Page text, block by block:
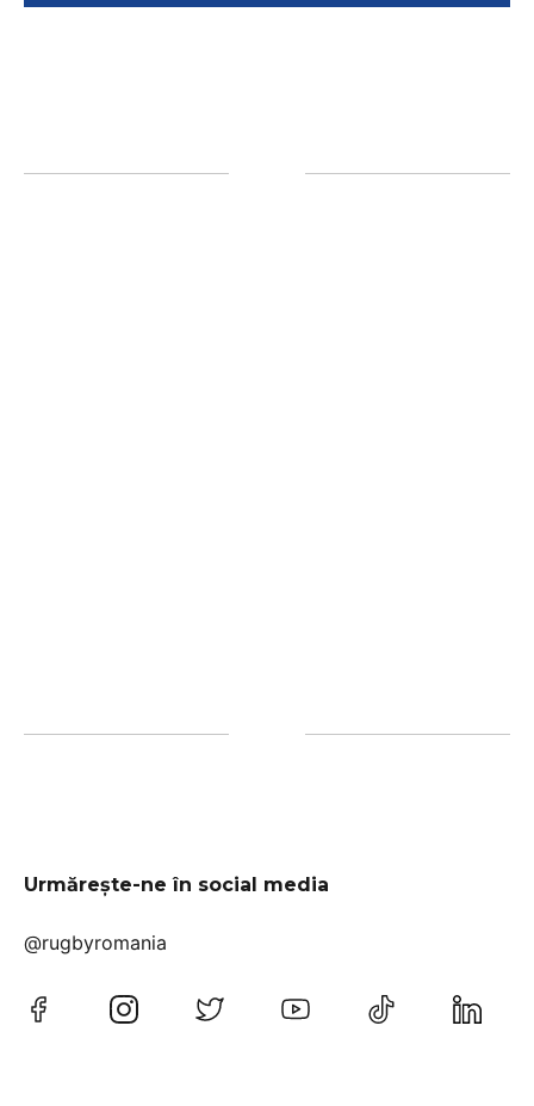
Urmărește-ne în social media
@rugbyromania